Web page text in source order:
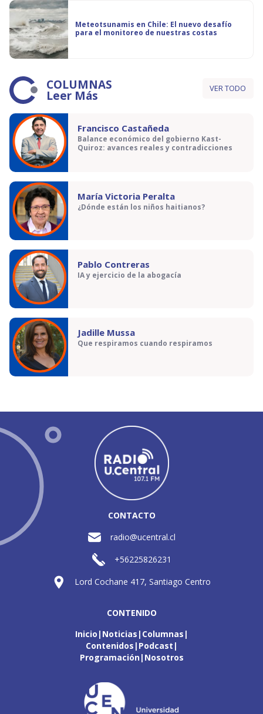
Meteotsunamis en Chile: El nuevo desafío
para el monitoreo de nuestras costas
COLUMNAS
Leer Más VER TODO
Francisco Castañeda
Balance económico del gobierno Kast-
Quiroz: avances reales y contradicciones
María Victoria Peralta
¿Dónde están los niños haitianos?
Pablo Contreras
IA y ejercicio de la abogacía
Jadille Mussa
Que respiramos cuando respiramos
CONTACTO
radio@ucentral.cl
+56225826231
Lord Cochane 417, Santiago Centro
CONTENIDO
Inicio Noticias Columnas
Contenidos Podcast
Programación Nosotros